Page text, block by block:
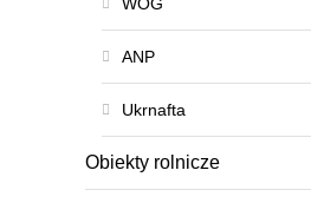
АNP
Ukrnafta
Obiekty rolnicze